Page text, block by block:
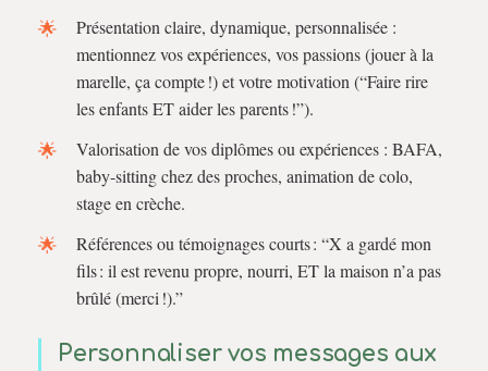
Présentation claire, dynamique, personnalisée :
mentionnez vos expériences, vos passions (jouer à la
marelle, ça compte !) et votre motivation (“Faire rire
les enfants ET aider les parents !”).
Valorisation de vos diplômes ou expériences : BAFA,
baby-sitting chez des proches, animation de colo,
stage en crèche.
Références ou témoignages courts : “X a gardé mon
fils : il est revenu propre, nourri, ET la maison n’a pas
brûlé (merci !).”
Personnaliser vos messages aux